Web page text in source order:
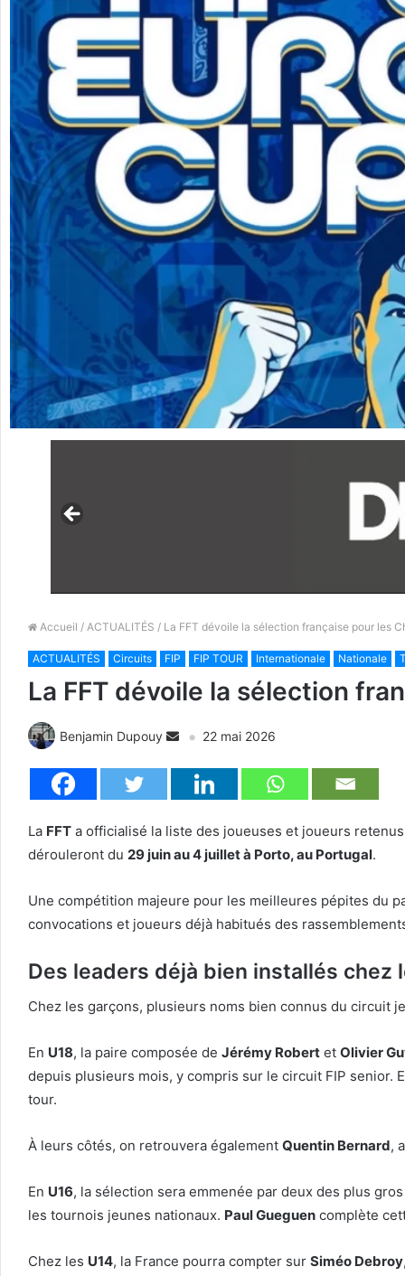
Accueil / ACTUALITÉS / La FFT dévoile la sélection française pour les
ACTUALITÉS Circuits FIP FIP TOUR Internationale Nationale
La FFT dévoile la sélection
Benjamin Dupouy 22 mai 2026
La FFT a officialisé la liste des joueuses et joueurs
dérouleront du 29 juin au 4 juillet à Porto, au Portugal.
Une compétition majeure pour les meilleures pépites du
convocations et joueurs déjà habitués des
Des leaders déjà bien installés chez
Chez les garçons, plusieurs noms bien connus du circuit
En U18, la paire composée de Jérémy Robert et Olivier
depuis plusieurs mois, y compris sur le circuit FIP senior.
tour.
À leurs côtés, on retrouvera également Quentin Bernard,
En U16, la sélection sera emmenée par deux des plus
les tournois jeunes nationaux. Paul Gueguen complète
Chez les U14, la France pourra compter sur Siméo Debroy